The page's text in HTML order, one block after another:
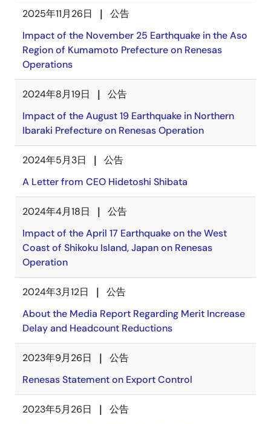
2025年11月26日
公告
Impact of the November 25 Earthquake in the Aso
Region of Kumamoto Prefecture on Renesas
Operations
2024年8月19日
公告
Impact of the August 19 Earthquake in Northern
Ibaraki Prefecture on Renesas Operation
2024年5月3日
公告
A Letter from CEO Hidetoshi Shibata
2024年4月18日
公告
Impact of the April 17 Earthquake on the West
Coast of Shikoku Island, Japan on Renesas
Operation
2024年3月12日
公告
About the Media Report Regarding Merit Increase
Delay and Headcount Reductions
2023年9月26日
公告
Renesas Statement on Export Control
2023年5月26日
公告